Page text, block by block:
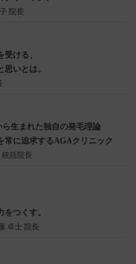
院長
ける、
いとは。
生まれた独自の発毛理論
常に追求するAGAクリニック
括院長
つくす。
卓士 院長